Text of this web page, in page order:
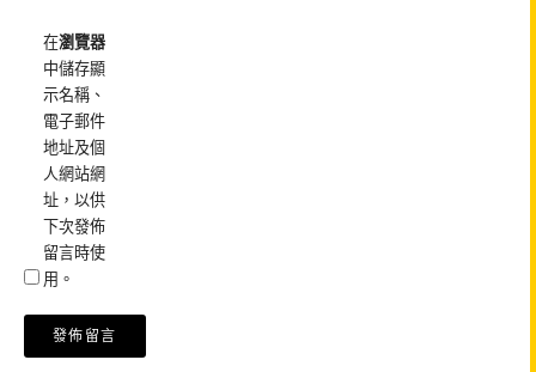
在瀏覽器
中儲存顯
示名稱、
電子郵件
地址及個
人網站網
址，以供
下次發佈
留言時使
用。